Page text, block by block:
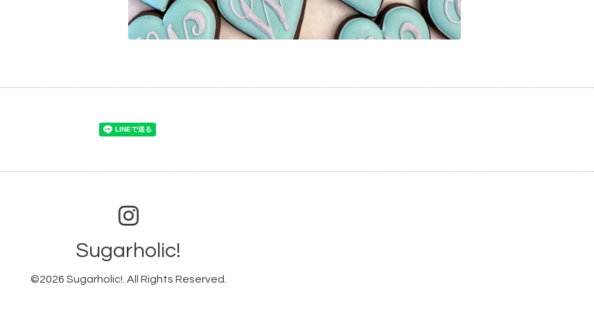
Sugarholic!
©2026 Sugarholic! . All Rights Reserved.